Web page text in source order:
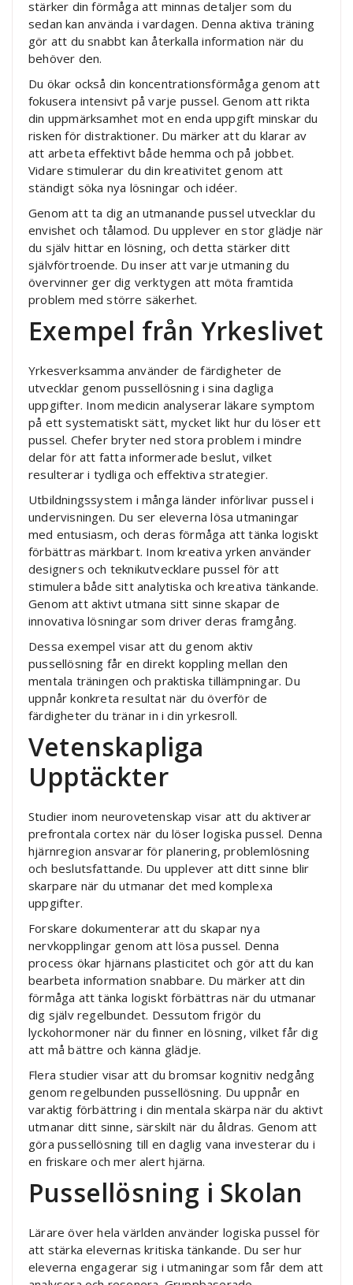
stärker din förmåga att minnas detaljer som du
sedan kan använda i vardagen. Denna aktiva träning
gör att du snabbt kan återkalla information när du
behöver den.
Du ökar också din koncentrationsförmåga genom att
fokusera intensivt på varje pussel. Genom att rikta
din uppmärksamhet mot en enda uppgift minskar du
risken för distraktioner. Du märker att du klarar av
att arbeta effektivt både hemma och på jobbet.
Vidare stimulerar du din kreativitet genom att
ständigt söka nya lösningar och idéer.
Genom att ta dig an utmanande pussel utvecklar du
envishet och tålamod. Du upplever en stor glädje när
du själv hittar en lösning, och detta stärker ditt
självförtroende. Du inser att varje utmaning du
övervinner ger dig verktygen att möta framtida
problem med större säkerhet.
Exempel från Yrkeslivet
Yrkesverksamma använder de färdigheter de
utvecklar genom pussellösning i sina dagliga
uppgifter. Inom medicin analyserar läkare symptom
på ett systematiskt sätt, mycket likt hur du löser ett
pussel. Chefer bryter ned stora problem i mindre
delar för att fatta informerade beslut, vilket
resulterar i tydliga och effektiva strategier.
Utbildningssystem i många länder införlivar pussel i
undervisningen. Du ser eleverna lösa utmaningar
med entusiasm, och deras förmåga att tänka logiskt
förbättras märkbart. Inom kreativa yrken använder
designers och teknikutvecklare pussel för att
stimulera både sitt analytiska och kreativa tänkande.
Genom att aktivt utmana sitt sinne skapar de
innovativa lösningar som driver deras framgång.
Dessa exempel visar att du genom aktiv
pussellösning får en direkt koppling mellan den
mentala träningen och praktiska tillämpningar. Du
uppnår konkreta resultat när du överför de
färdigheter du tränar in i din yrkesroll.
Vetenskapliga
Upptäckter
Studier inom neurovetenskap visar att du aktiverar
prefrontala cortex när du löser logiska pussel. Denna
hjärnregion ansvarar för planering, problemlösning
och beslutsfattande. Du upplever att ditt sinne blir
skarpare när du utmanar det med komplexa
uppgifter.
Forskare dokumenterar att du skapar nya
nervkopplingar genom att lösa pussel. Denna
process ökar hjärnans plasticitet och gör att du kan
bearbeta information snabbare. Du märker att din
förmåga att tänka logiskt förbättras när du utmanar
dig själv regelbundet. Dessutom frigör du
lyckohormoner när du finner en lösning, vilket får dig
att må bättre och känna glädje.
Flera studier visar att du bromsar kognitiv nedgång
genom regelbunden pussellösning. Du uppnår en
varaktig förbättring i din mentala skärpa när du aktivt
utmanar ditt sinne, särskilt när du åldras. Genom att
göra pussellösning till en daglig vana investerar du i
en friskare och mer alert hjärna.
Pussellösning i Skolan
Lärare över hela världen använder logiska pussel för
att stärka elevernas kritiska tänkande. Du ser hur
eleverna engagerar sig i utmaningar som får dem att